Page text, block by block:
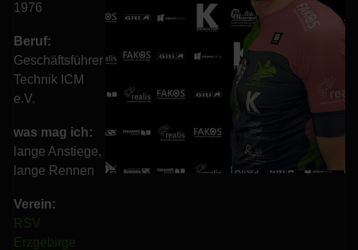
1976
Beruf:
Geschäftsführer
Technik ICM
e.V.
was mag ich:
lange Anstiege,
lange Rennen
Verein:
RSV
Erzgebirge